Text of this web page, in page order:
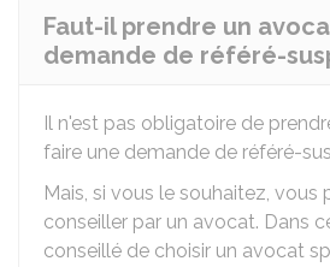
Faut-il prendre un
demande de référé-
Il n'est pas obligatoire de
faire une demande de référé-
Mais, si vous le souhaitez, vous
conseiller par un avocat. Dans
conseillé de choisir un avocat